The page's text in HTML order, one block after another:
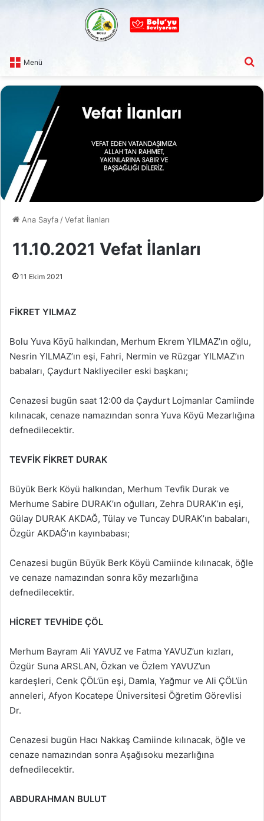
Menü
Ana Sayfa /Vefat İlanları
11.10.2021 Vefat İlanları
11 Ekim 2021
FİKRET YILMAZ
Bolu Yuva Köyü halkından, Merhum Ekrem YILMAZ’ın oğlu,
Nesrin YILMAZ’ın eşi, Fahri, Nermin ve Rüzgar YILMAZ’ın
babaları, Çaydurt Nakliyeciler eski başkanı;
Cenazesi bugün saat 12:00 da Çaydurt Lojmanlar Camiinde
kılınacak, cenaze namazından sonra Yuva Köyü Mezarlığına
defnedilecektir.
TEVFİK FİKRET DURAK
Büyük Berk Köyü halkından, Merhum Tevfik Durak ve
Merhume Sabire DURAK’ın oğulları, Zehra DURAK’ın eşi,
Gülay DURAK AKDAĞ, Tülay ve Tuncay DURAK’ın babaları,
Özgür AKDAĞ’ın kayınbabası;
Cenazesi bugün Büyük Berk Köyü Camiinde kılınacak, öğle
ve cenaze namazından sonra köy mezarlığına
defnedilecektir.
HİCRET TEVHİDE ÇÖL
Merhum Bayram Ali YAVUZ ve Fatma YAVUZ’un kızları,
Özgür Suna ARSLAN, Özkan ve Özlem YAVUZ’un
kardeşleri, Cenk ÇÖL’ün eşi, Damla, Yağmur ve Ali ÇÖL’ün
anneleri, Afyon Kocatepe Üniversitesi Öğretim Görevlisi
Dr.
Cenazesi bugün Hacı Nakkaş Camiinde kılınacak, öğle ve
cenaze namazından sonra Aşağısoku mezarlığına
defnedilecektir.
ABDURAHMAN BULUT